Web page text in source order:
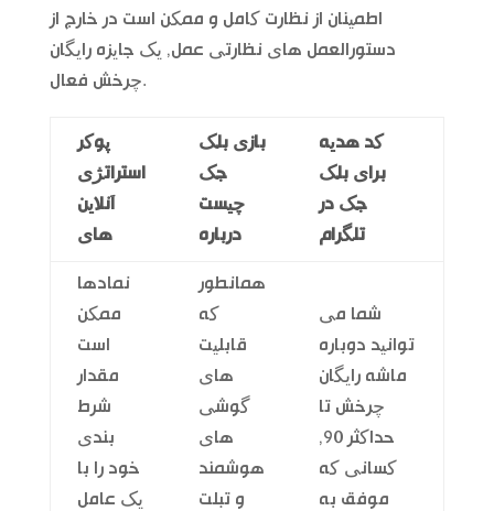
اطمینان از نظارت کامل و ممکن است در خارج از
دستورالعمل های نظارتی عمل, یک جایزه رایگان
چرخش فعال.
پوکر
استراتژی
آنلاین
های
بازی بلک
جک
چیست
درباره
کد هدیه
برای بلک
جک در
تلگرام
نمادها
ممکن
است
مقدار
شرط
بندی
خود را با
یک عامل
همانطور
که
قابلیت
های
گوشی
های
هوشمند
و تبلت
شما می
توانید دوباره
ماشه رایگان
چرخش تا
حداکثر 90,
کسانی که
موفق به